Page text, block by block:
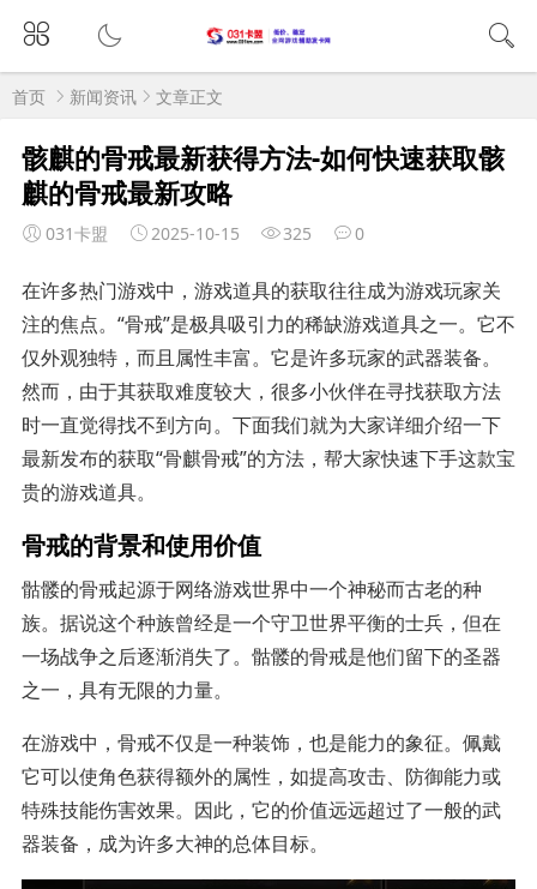
首页 新闻资讯 文章正文
骸麒的骨戒最新获得方法-如何快速获取骸
麒的骨戒最新攻略
031卡盟 2025-10-15 325 0
在许多热门游戏中，游戏道具的获取往往成为游戏玩家关
注的焦点。“骨戒”是极具吸引力的稀缺游戏道具之一。它不
仅外观独特，而且属性丰富。它是许多玩家的武器装备。
然而，由于其获取难度较大，很多小伙伴在寻找获取方法
时一直觉得找不到方向。下面我们就为大家详细介绍一下
最新发布的获取“骨麒骨戒”的方法，帮大家快速下手这款宝
贵的游戏道具。
骨戒的背景和使用价值
骷髅的骨戒起源于网络游戏世界中一个神秘而古老的种
族。据说这个种族曾经是一个守卫世界平衡的士兵，但在
一场战争之后逐渐消失了。骷髅的骨戒是他们留下的圣器
之一，具有无限的力量。
在游戏中，骨戒不仅是一种装饰，也是能力的象征。佩戴
它可以使角色获得额外的属性，如提高攻击、防御能力或
特殊技能伤害效果。因此，它的价值远远超过了一般的武
器装备，成为许多大神的总体目标。